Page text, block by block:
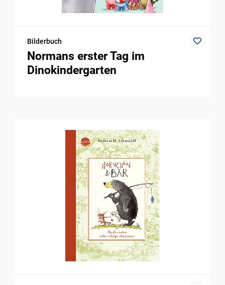
Bilderbuch
Normans erster Tag im
Dinokindergarten